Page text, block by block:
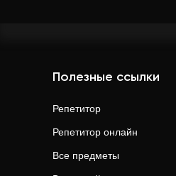
Полезные ссылки
Репетитор
Репетитор онлайн
Все предметы